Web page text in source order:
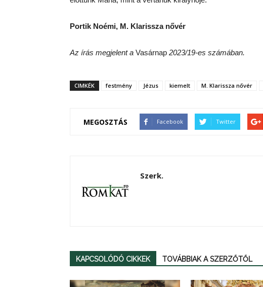
Portik Noémi, M. Klarissza nővér
Az írás megjelent a Vasárnap 2023/19-es számában.
CIMKÉK festmény Jézus kiemelt M. Klarissza nővér
MEGOSZTÁS Facebook Twitter
Szerk.
KAPCSOLÓDÓ CIKKEK TOVÁBBIAK A SZERZŐTŐL